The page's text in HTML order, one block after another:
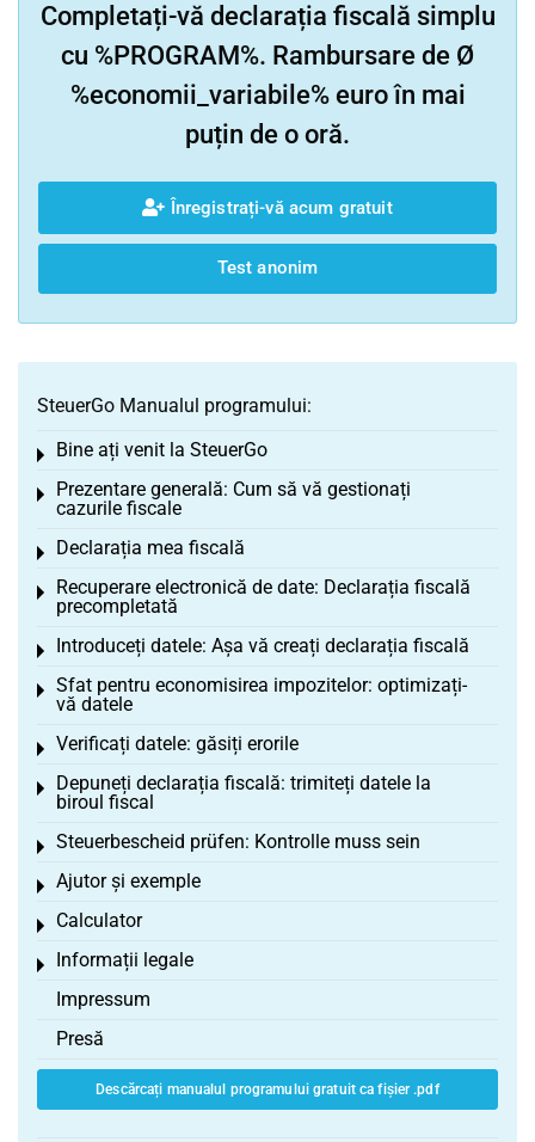
Completați-vă declarația fiscală simplu
cu %PROGRAM%. Rambursare de Ø
%economii_variabile% euro în mai
puțin de o oră.
Înregistrați-vă acum gratuit
Test anonim
SteuerGo Manualul programului:
Bine ați venit la SteuerGo
Toggle menu
Prezentare generală: Cum să vă gestionați
cazurile fiscale
Toggle menu
Declarația mea fiscală
Toggle menu
Recuperare electronică de date: Declarația fiscală
precompletată
Toggle menu
Introduceți datele: Așa vă creați declarația fiscală
Toggle menu
Sfat pentru economisirea impozitelor: optimizați-
vă datele
Toggle menu
Verificați datele: găsiți erorile
Toggle menu
Depuneți declarația fiscală: trimiteți datele la
biroul fiscal
Toggle menu
Steuerbescheid prüfen: Kontrolle muss sein
Toggle menu
Ajutor și exemple
Toggle menu
Calculator
Toggle menu
Informații legale
Toggle menu
Impressum
Presă
Descărcați manualul programului gratuit ca fișier .pdf